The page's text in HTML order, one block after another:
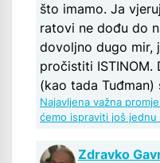
što imamo. Ja
ratovi ne dođu do
dovoljno dugo mir,
pročistiti
(kao tada Tuđman)
Najavljena važna
ćemo ispraviti još jednu
Zdravko